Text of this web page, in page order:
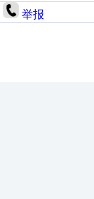
举报